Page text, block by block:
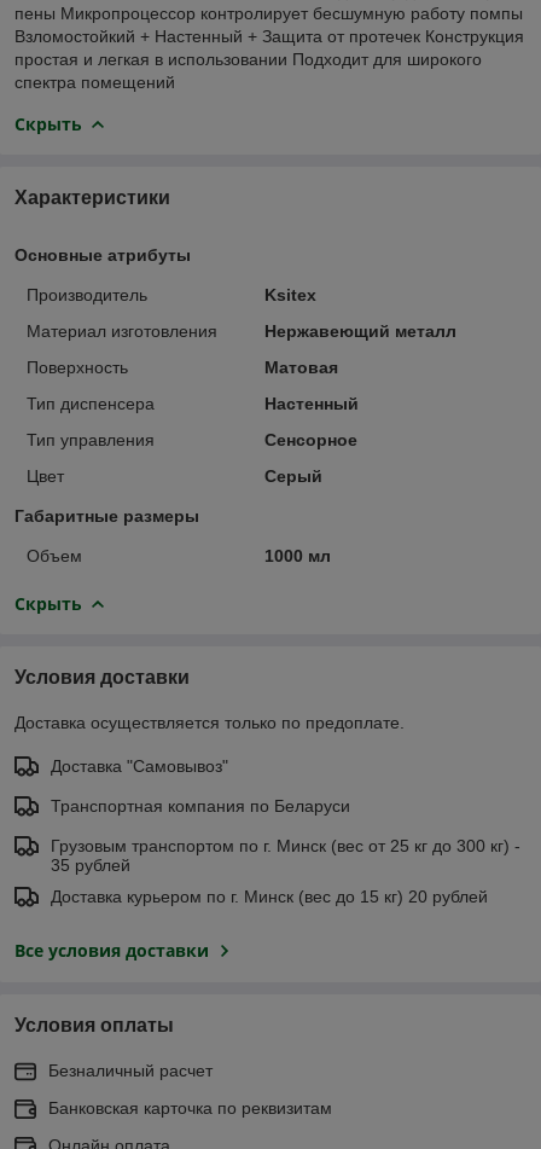
пены Микропроцессор контролирует бесшумную работу помпы
Взломостойкий + Настенный + Защита от протечек Конструкция
простая и легкая в использовании Подходит для широкого
спектра помещений
Скрыть
Характеристики
Основные атрибуты
Производитель
Ksitex
Материал изготовления
Нержавеющий металл
Поверхность
Матовая
Тип диспенсера
Настенный
Тип управления
Сенсорное
Цвет
Серый
Габаритные размеры
Объем 1000 мл
Скрыть
Условия доставки
Доставка осуществляется только по предоплате.
Доставка "Самовывоз"
Транспортная компания по Беларуси
Грузовым транспортом по г. Минск (вес от 25 кг до 300 кг) -
35 рублей
Доставка курьером по г. Минск (вес до 15 кг) 20 рублей
Все условия доставки
Условия оплаты
Безналичный расчет
Банковская карточка по реквизитам
Онлайн оплата